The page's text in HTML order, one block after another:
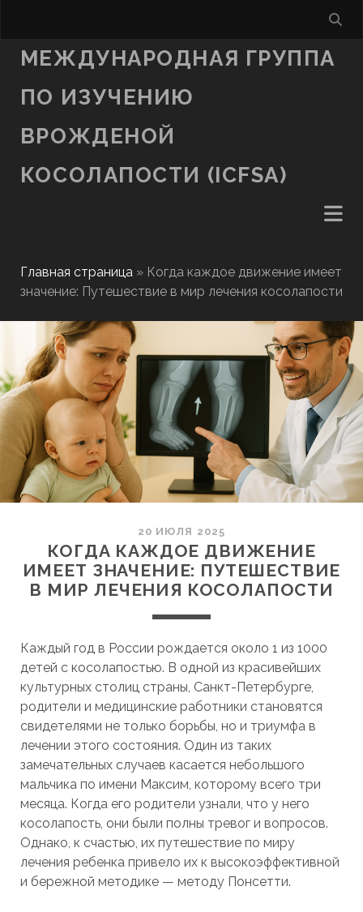
МЕЖДУНАРОДНАЯ ГРУППА
ПО ИЗУЧЕНИЮ
ВРОЖДЕНОЙ
КОСОЛАПОСТИ (ICFSA)
Главная страница» Когда каждое движение имеет
значение: Путешествие в мир лечения косолапости
20 ИЮЛЯ 2025
КОГДА КАЖДОЕ ДВИЖЕНИЕ
ИМЕЕТ ЗНАЧЕНИЕ: ПУТЕШЕСТВИЕ
В МИР ЛЕЧЕНИЯ КОСОЛАПОСТИ
Каждый год в России рождается около 1 из 1000
детей с косолапостью. В одной из красивейших
культурных столиц страны, Санкт-Петербурге,
родители и медицинские работники становятся
свидетелями не только борьбы, но и триумфа в
лечении этого состояния. Один из таких
замечательных случаев касается небольшого
мальчика по имени Максим, которому всего три
месяца. Когда его родители узнали, что у него
косолапость, они были полны тревог и вопросов.
Однако, к счастью, их путешествие по миру
лечения ребенка привело их к высокоэффективной
и бережной методике — методу Понсетти.